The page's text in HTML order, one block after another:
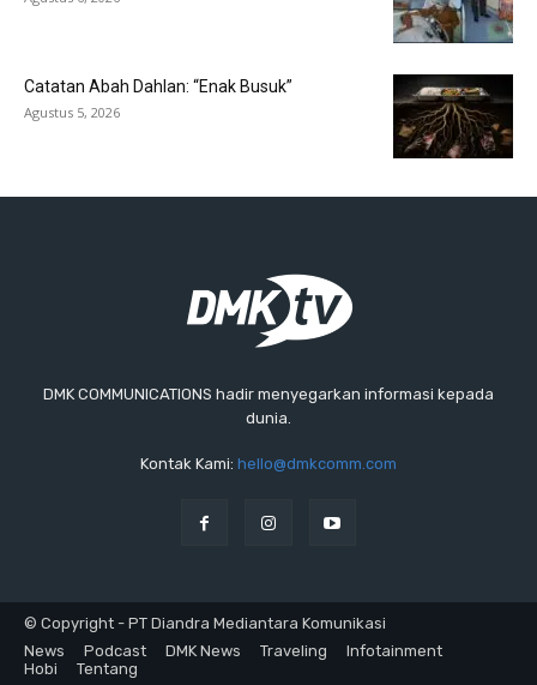
Catatan Abah Dahlan: “Enak Busuk”
Agustus 5, 2026
DMK COMMUNICATIONS hadir menyegarkan informasi kepada
dunia.
Kontak Kami: hello@dmkcomm.com
© Copyright - PT Diandra Mediantara Komunikasi
News
Podcast DMK News Traveling
Infotainment
Hobi
Tentang